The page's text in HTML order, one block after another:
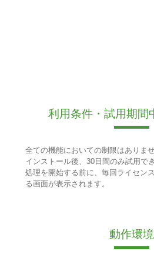
利用条件・試用期間
全ての機能においての制限はありませ
インストール後、30日間のみ試用でき
処理を開始する前に、毎回ライセン
る画面が表示されます。
動作環境